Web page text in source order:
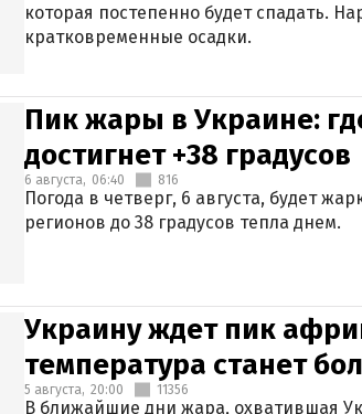
которая постепенно будет спадать.
кратковременные осадки.
Пик жары в Украине:
достигнет +38 градусов
6 августа, 06:40 816
Погода в четверг, 6 августа, будет
регионов до 38 градусов тепла днем.
Украину ждет пик
температура станет
5 августа, 20:00 11356
В ближайшие дни жара, охватившая